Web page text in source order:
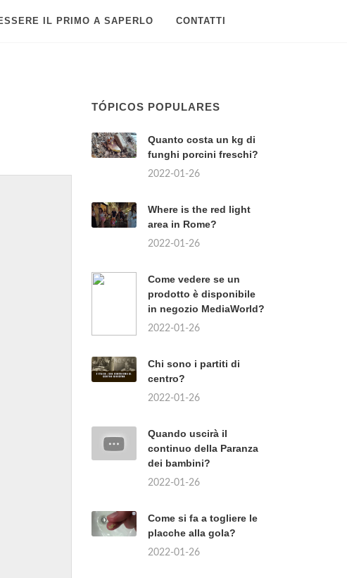
IL PRIMO A SAPERLO CONTATTI
TÓPICOS POPULARES
Quanto costa un kg di
funghi porcini freschi?
2022-01-26
Where is the red light
area in Rome?
2022-01-26
Come vedere se un
prodotto è disponibile
in negozio MediaWorld?
2022-01-26
Chi sono i partiti di
centro?
2022-01-26
Quando uscirà il
continuo della Paranza
dei bambini?
2022-01-26
Come si fa a togliere le
placche alla gola?
2022-01-26